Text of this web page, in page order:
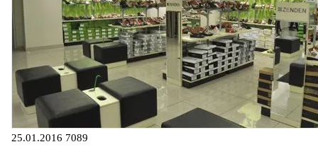
25.01.2016 7089